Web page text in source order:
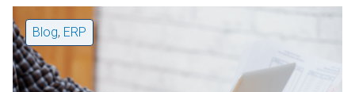
Blog, ERP